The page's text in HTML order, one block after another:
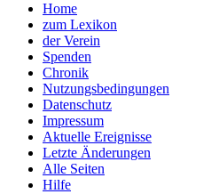
Home
zum Lexikon
der Verein
Spenden
Chronik
Nutzungsbedingungen
Datenschutz
Impressum
Aktuelle Ereignisse
Letzte Änderungen
Alle Seiten
Hilfe